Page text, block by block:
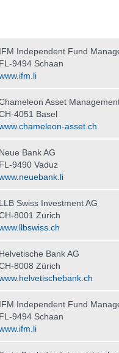
IFM Independent Fund
FL-9494 Schaan
Asset
4051 Basel
asset.ch
Neue Bank AG
FL-9490 Vaduz
LLB Swiss Investment AG
8001 Zürich
Helvetische Bank AG
8008 Zürich
IFM Independent Fund
FL-9494 Schaan